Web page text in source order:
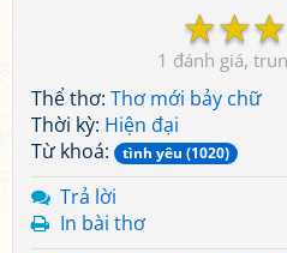
☆
☆
☆
1
Thể thơ: Thơ mới bảy chữ
Thời kỳ: Hiện đại
Từ khoá:
tình yêu (1020)
Trả lời
In bài thơ